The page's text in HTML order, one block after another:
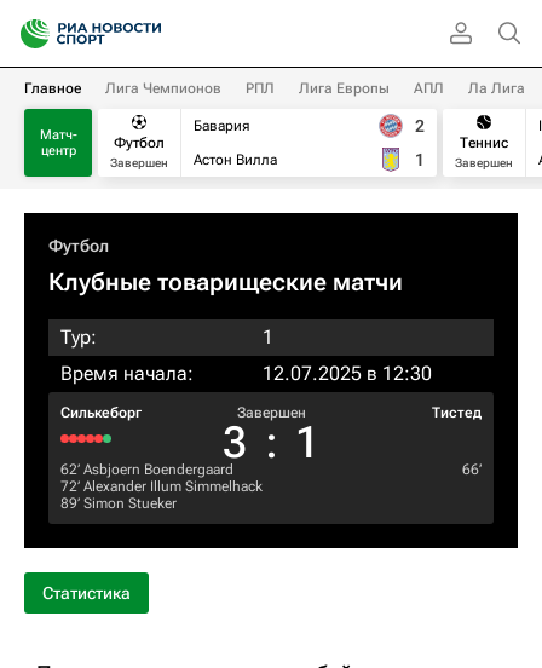
Главное Лига Чемпионов РПЛ Лига Европы АПЛ Ла Лига
Матч-
центр
Футбол
Завершен
Бавария
Астон Вилла
2
1
Теннис
Завершен
Футбол
Клубные товарищеские матчи
Тур:
1
Время начала:
12.07.2025 в 12:30
Силькеборг Завершен
3 : 1
Тистед
62‎’‎ Asbjoern Boendergaard
72‎’‎ Alexander Illum Simmelhack
89‎’‎ Simon Stueker
66‎’‎
Статистика